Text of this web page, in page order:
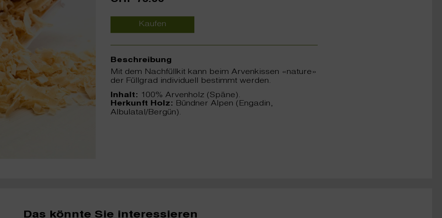
Kaufen
Beschreibung
Mit dem Nachfüllkit kann beim Arvenkissen «nature»
der Füllgrad individuell bestimmt werden.
Inhalt: 100% Arvenholz (Späne).
Herkunft Holz: Bündner Alpen (Engadin,
Albulatal/Bergün).
Das könnte Sie interessieren